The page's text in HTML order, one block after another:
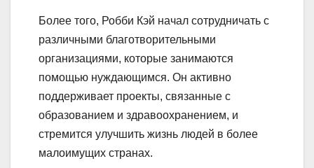
Более того, Робби Кэй начал сотрудничать с
различными благотворительными
организациями, которые занимаются
помощью нуждающимся. Он активно
поддерживает проекты, связанные с
образованием и здравоохранением, и
стремится улучшить жизнь людей в более
малоимущих странах.